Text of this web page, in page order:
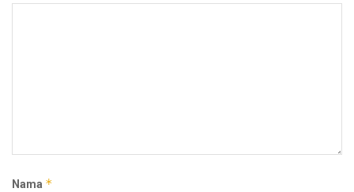
Nama *